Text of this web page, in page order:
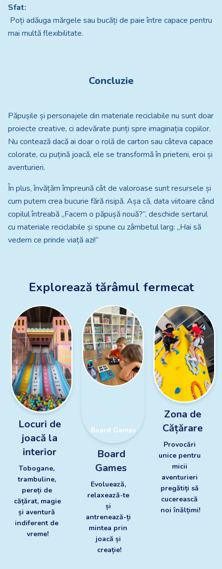
Sfat:
Poți adăuga mărgele sau bucăți de paie între capace pentru
mai multă flexibilitate.
Concluzie
Păpușile și personajele din materiale reciclabile nu sunt doar
proiecte creative, ci adevărate punți spre imaginația copiilor.
Nu contează dacă ai doar o rolă de carton sau câteva capace
colorate, cu puțină joacă, ele se transformă în prieteni, eroi și
aventurieri.
În plus, învățăm împreună cât de valoroase sunt resursele și
cum putem crea bucurie fără risipă. Așa că, data viitoare când
copilul întreabă „Facem o păpușă nouă?”, deschide sertarul
cu materiale reciclabile și spune cu zâmbetul larg: „Hai să
vedem ce prinde viață azi!”
Explorează tărâmul fermecat
Locuri de joacă la
interior
Locuri de
joacă la
interior
Tobogane,
trambuline,
pereți de
cățărat, magie
și aventură
indiferent de
vreme!
Board Games
Board
Games
Evoluează,
relaxează-te
și
antrenează-ți
mintea prin
joacă și
creație!
Zona de Cățărare
Zona de
Cățărare
Provocări
unice pentru
micii
aventurieri
pregătiți să
cucerească
noi înălțimi!